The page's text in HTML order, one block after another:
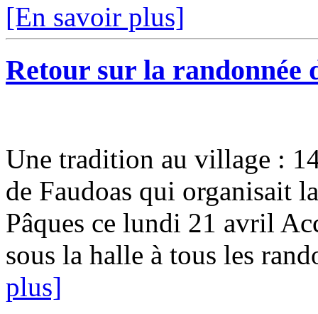
[En savoir plus]
Retour sur la randonnée
Une tradition au village :
de Faudoas qui organisait
Pâques ce lundi 21 avril
sous la halle à tous les
plus]